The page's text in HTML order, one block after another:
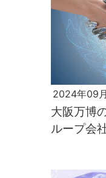
2024年09
大阪万博
ループ会